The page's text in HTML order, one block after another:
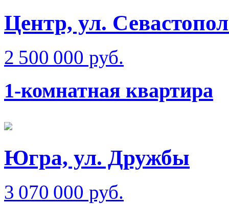
Центр, ул.
2 500 000 руб.
1-комнатная квартира
Югра, ул. Дружбы
3 070 000 руб.